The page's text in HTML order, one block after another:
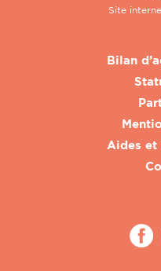
Site
Bilan
Aides